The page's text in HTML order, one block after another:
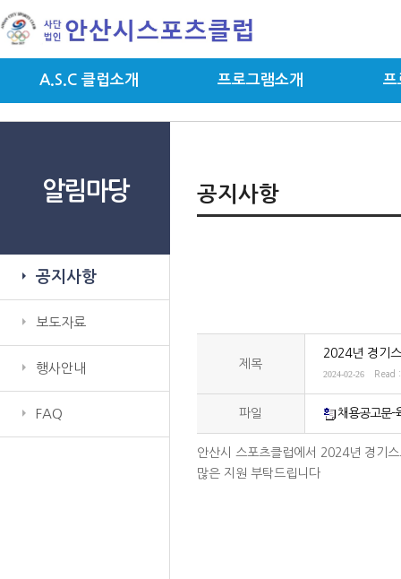
A.S.C 클럽소개 프로그램소개 프
알림마당
공지사항
보도자료
행사안내
FAQ
공지사항
제목
2024년 경기
2024-02-26 Read
파일 채용공고문-
안산시 스포츠클럽에서 2024년 경기
많은 지원 부탁드립니다